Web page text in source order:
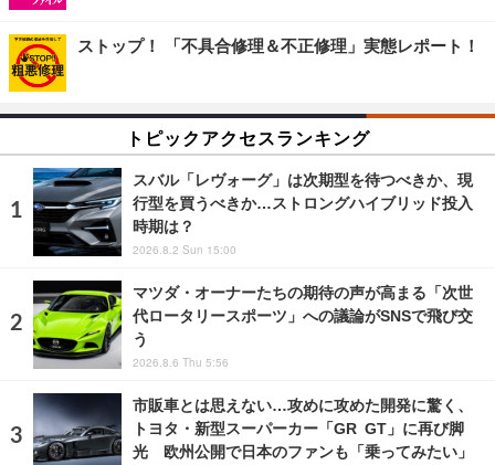
ストップ！ 「不具合修理＆不正修理」実態レポート！
トピックアクセスランキング
スバル「レヴォーグ」は次期型を待つべきか、現
行型を買うべきか…ストロングハイブリッド投入
時期は？
2026.8.2 Sun 15:00
マツダ・オーナーたちの期待の声が高まる「次世
代ロータリースポーツ」への議論がSNSで飛び交
う
2026.8.6 Thu 5:56
市販車とは思えない…攻めに攻めた開発に驚く、
トヨタ・新型スーパーカー「GR GT」に再び脚
光 欧州公開で日本のファンも「乗ってみたい」